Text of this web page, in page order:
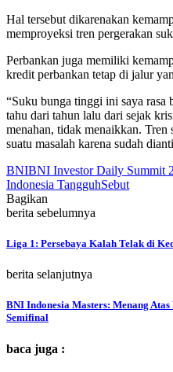
Hal tersebut dikarenakan
memproyeksi tren pergerakan
Perbankan juga memiliki
kredit perbankan tetap di jalur
“Suku bunga tinggi ini saya rasa
tahu dari tahun lalu dari sejak
menahan, tidak menaikkan.
suatu masalah karena sudah
BNIBNI Investor Daily Summit
Indonesia TangguhSebut
Bagikan
berita sebelumnya
Liga 1: Persebaya Kalah Telak di
berita selanjutnya
BNI Indonesia Masters: Menang
Semifinal
baca juga :